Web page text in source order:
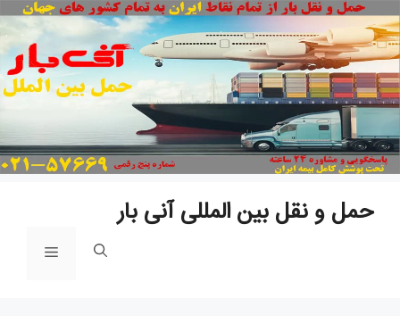
حمل و نقل بین المللی آنی بار
فهرست